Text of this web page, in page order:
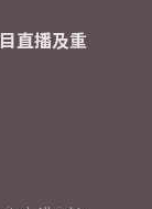
直播及重